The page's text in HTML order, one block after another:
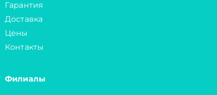
Гарантия
Доставка
Цены
Контакты
Филиалы